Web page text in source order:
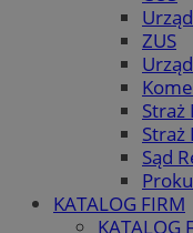
ZUS
Straż
Straż
Sąd
KATALOG FIRM
KATALOG